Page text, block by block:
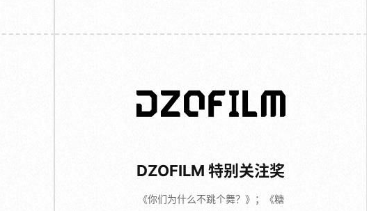
DZOFILM 特别关注奖
《你们为什么不跳个舞？》；《糖